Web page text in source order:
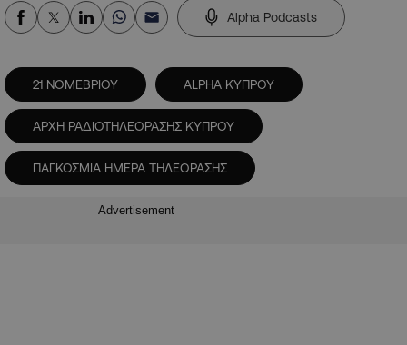
Alpha Podcasts
21 ΝΟΜΕΒΡΙΟΥ ALPHA ΚΥΠΡΟΥ
ΑΡΧΗ ΡΑΔΙΟΤΗΛΕΟΡΑΣΗΣ ΚΥΠΡΟΥ
ΠΑΓΚΟΣΜΙΑ ΗΜΕΡΑ ΤΗΛΕΟΡΑΣΗΣ
Advertisement